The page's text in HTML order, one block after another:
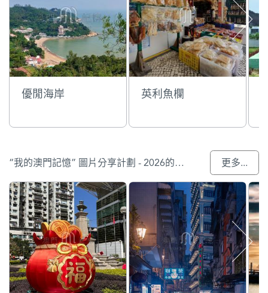
優閒海岸 英利魚欄
“我的澳門記憶” 圖片分享計劃 - 2026的參與作品 更多...